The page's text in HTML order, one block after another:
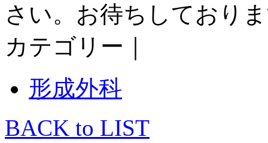
さい。お待ちしており
カテゴリー｜
形成外科
BACK to LIST